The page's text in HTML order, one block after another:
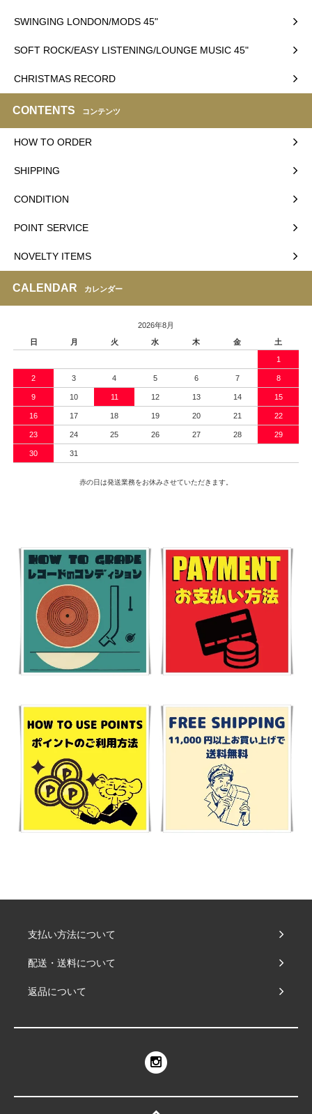
SWINGING LONDON/MODS 45"
SOFT ROCK/EASY LISTENING/LOUNGE MUSIC 45"
CHRISTMAS RECORD
CONTENTS コンテンツ
HOW TO ORDER
SHIPPING
CONDITION
POINT SERVICE
NOVELTY ITEMS
CALENDAR カレンダー
2026年8月
日
月 火 水 木 金 土
1
2 3 4 5 6 7 8
9 10 11 12 13 14 15
16 17 18 19 20 21 22
23 24 25 26 27 28 29
30 31
赤の日は発送業務をお休みさせていただきます。
支払い方法について
配送・送料について
返品について